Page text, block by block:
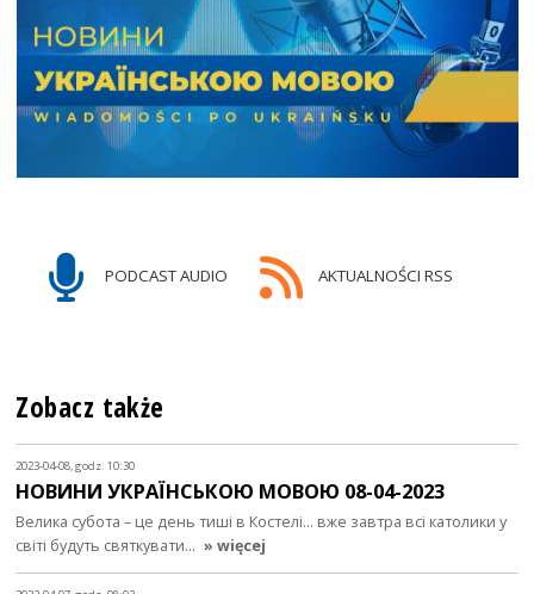
PODCAST AUDIO AKTUALNOŚCI RSS
Zobacz także
2023-04-08, godz. 10:30
НОВИНИ УКРАЇНСЬКОЮ МОВОЮ 08-04-2023
Велика субота – це день тиші в Костелі... вже завтра всі католики у
світі будуть святкувати… » więcej